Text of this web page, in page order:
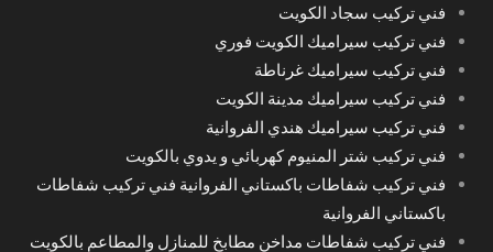
فني تركيب سجاد الكويت
فني تركيب سيراميك الكويت فوري
فني تركيب سيراميك غرناطة
فني تركيب سيراميك مدينة الكويت
فني تركيب سيراميك هندي الفروانية
فني تركيب شتر المنيوم كهربائي و يدوي بالكويت
فني تركيب شفاطات باكستاني الفروانية فني تركيب شفاطات
باكستاني الفروانية
فني تركيب شفاطات مداخن مطابخ للمنازل والمطاعم بالكويت